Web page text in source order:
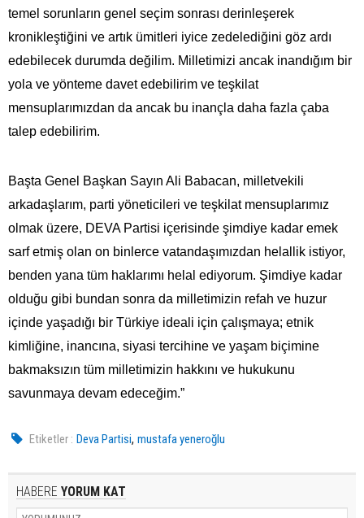
temel sorunların genel seçim sonrası derinleşerek
kronikleştiğini ve artık ümitleri iyice zedelediğini göz ardı
edebilecek durumda değilim. Milletimizi ancak inandığım bir
yola ve yönteme davet edebilirim ve teşkilat
mensuplarımızdan da ancak bu inançla daha fazla çaba
talep edebilirim.
Başta Genel Başkan Sayın Ali Babacan, milletvekili
arkadaşlarım, parti yöneticileri ve teşkilat mensuplarımız
olmak üzere, DEVA Partisi içerisinde şimdiye kadar emek
sarf etmiş olan on binlerce vatandaşımızdan helallik istiyor,
benden yana tüm haklarımı helal ediyorum. Şimdiye kadar
olduğu gibi bundan sonra da milletimizin refah ve huzur
içinde yaşadığı bir Türkiye ideali için çalışmaya; etnik
kimliğine, inancına, siyasi tercihine ve yaşam biçimine
bakmaksızın tüm milletimizin hakkını ve hukukunu
savunmaya devam edeceğim.”
Etiketler : Deva Partisi,mustafa yeneroğlu
HABERE YORUM KAT